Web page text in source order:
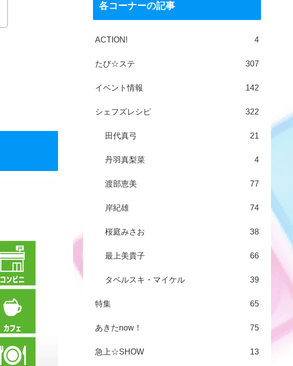
各コーナーの記事
ACTION! 4
たび☆ステ 307
イベント情報 142
シェフズレシピ 322
田代真弓 21
丹羽真梨菜 4
渡部恵美 77
岸紀雄 74
桜庭みさお 38
最上美貴子 66
タベルスキ・マイケル 39
特集 65
あきたnow！ 75
急上☆SHOW 13